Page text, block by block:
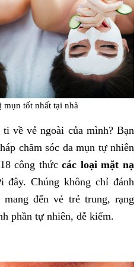
mụn tốt nhất tại nhà
về vẻ ngoài của mình? Bạn
chăm sóc da mụn tự nhiên
công thứccác loại mặt nạ
đây. Chúng không chỉ đánh
đến vẻ trẻ trung, rạng
phần tự nhiên, dễ kiếm.